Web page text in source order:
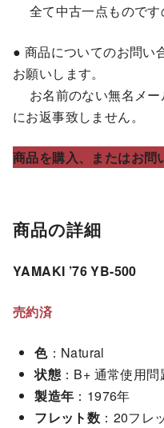
全て中古一点ものです
● 商品についてのお問い
お願いします。
お名前のない無名メー
にお返事致しません。
商品を購入、またはお問
商品の詳細
YAMAKI ’76 YB-500
売約済
色：Natural
状態 ：B+ 通常使用問
製造年 ：1976年
フレット数 ：20フレ